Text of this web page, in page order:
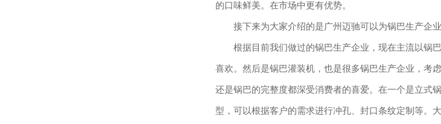
的口味鲜美。在市场中更有优势。
接下来为大家介绍的是广州迈驰可以为锅巴生产企
根据目前我们做过的锅巴生产企业，现在主流以锅
喜欢。然后是锅巴灌装机，也是很多锅巴生产企业，考
还是锅巴的完整度都深受消费者的喜爱。在一个是立式
型，可以根据客户的需求进行冲孔、封口条纹定制等。